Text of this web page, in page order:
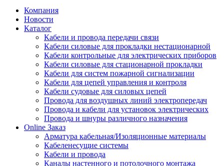
Компания
Новости
Каталог
Кабели и провода передачи связи
Кабели силовые для прокладки нестационарной
Кабели контрольные для электрических приборов
Кабели силовые для стационарной прокладки
Кабели для систем пожарной сигнализации
Кабели для цепей управления и контроля
Кабели судовые для силовых цепей
Провода для воздушных линий электропередач
Провода и кабели для установок электрических
Провода и шнуры различного назначения
Online Заказ
Арматура кабельная/Изоляционные материалы
Кабеленесущие системы
Кабели и провода
Каналы настенного и потолочного монтажа